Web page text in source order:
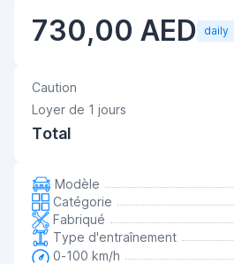
730,00 AED daily
Caution
Loyer de 1 jours
Total
Modèle
Catégorie
Fabriqué
Type d'entraînement
0-100 km/h